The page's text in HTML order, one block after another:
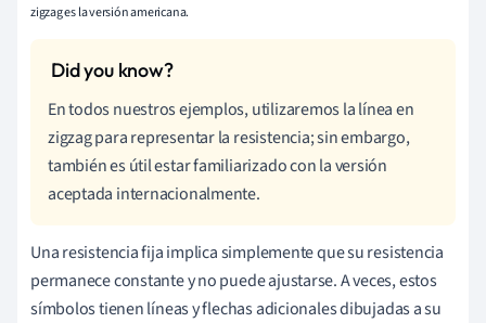
zigzag es la versión americana.
En todos nuestros ejemplos, utilizaremos la línea en
zigzag para representar la resistencia; sin embargo,
también es útil estar familiarizado con la versión
aceptada internacionalmente.
Una resistencia fija implica simplemente que su resistencia
permanece constante y no puede ajustarse. A veces, estos
símbolos tienen líneas y flechas adicionales dibujadas a su